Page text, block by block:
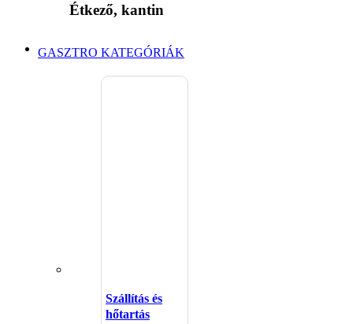
Étkező, kantin
GASZTRO KATEGÓRIÁK
Szállítás és
hőtartás